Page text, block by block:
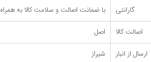
گارانتی
با ضمانت اصالت و سلامت کالا به همراه 12 ماه گارانتی
اصالت کالا
اصل
ارسال از انبار
شیراز